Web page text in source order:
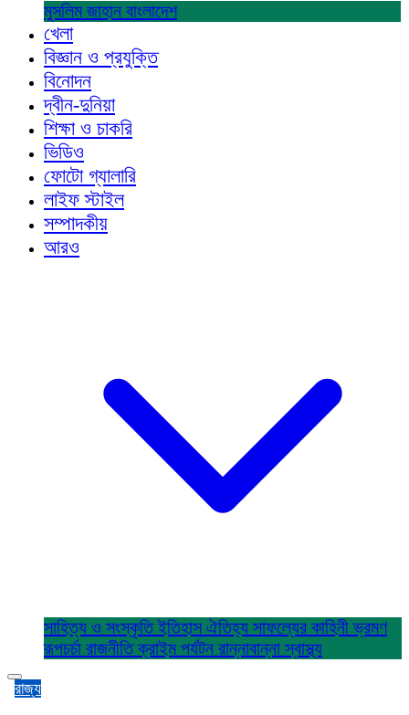
মুসলিম জাহান বাংলাদেশ
খেলা
বিজ্ঞান ও প্রযুক্তি
বিনোদন
দ্বীন-দুনিয়া
শিক্ষা ও চাকরি
ভিডিও
ফোটো গ্যালারি
লাইফ স্টাইল
সম্পাদকীয়
আরও
সাহিত্য ও সংস্কৃতিইতিহাস ঐতিহ্য সাফল্যের কাহিনীভ্রমণ
রূপচর্চা রাজনীতিক্রাইম পর্যটন রান্নাবান্নাস্বাস্থ্য
রাজ্য